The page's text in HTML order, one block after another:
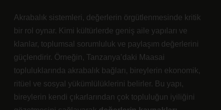
Akrabalık sistemleri, değerlerin örgütlenmesinde kritik
bir rol oynar. Kimi kültürlerde geniş aile yapıları ve
klanlar, toplumsal sorumluluk ve paylaşım değerlerini
güçlendirir. Örneğin, Tanzanya’daki Maasai
topluluklarında akrabalık bağları, bireylerin ekonomik,
ritüel ve sosyal yükümlülüklerini belirler. Bu yapı,
bireylerin kendi çıkarlarından çok topluluğun iyiliğini